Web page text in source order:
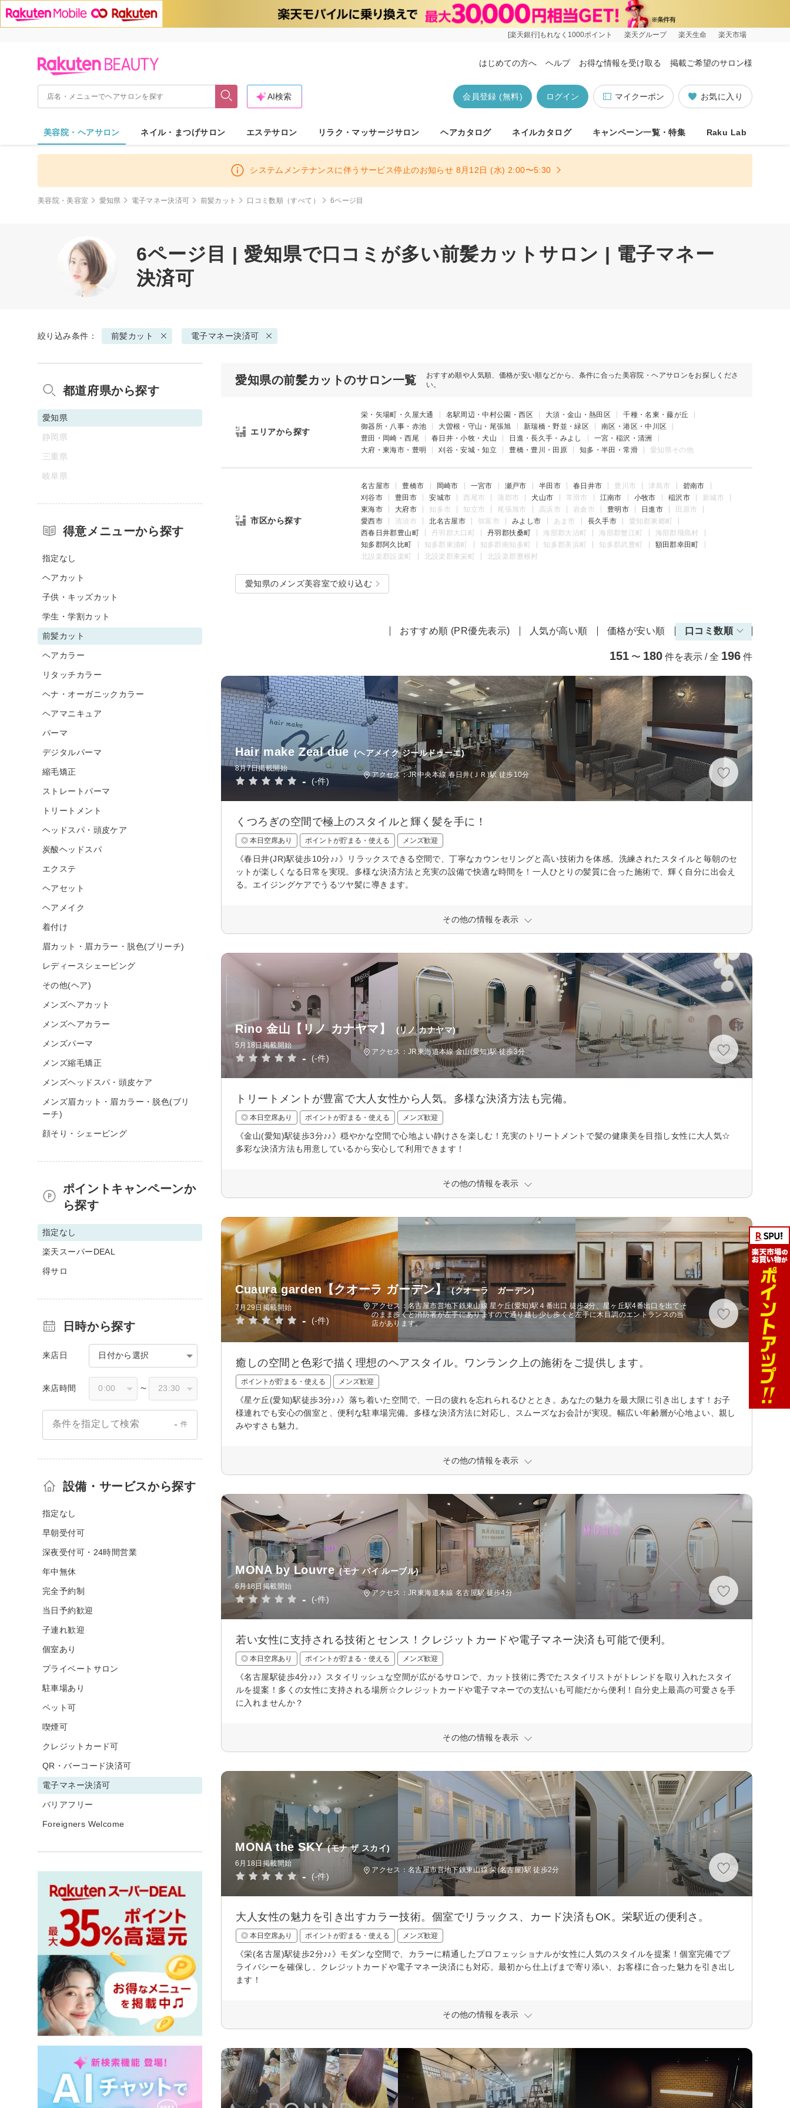
[楽天銀行]もれなく1000ポイント 楽天グループ 楽天生命 楽天市場
はじめての方へ ヘルプ お得な情報を受け取る 掲載ご希望のサロン様
お気に入り
マイクーポン
ログイン
会員登録 (無料)
AI検索
美容院・ヘアサロン ネイル・まつげサロン エステサロン リラク・マッサージサロン ヘアカタログ ネイルカタログ キャンペーン一覧・特集 Raku Lab
システムメンテナンスに伴うサービス停止のお知らせ 8月12日 (水) 2:00〜5:30
美容院・美容室 愛知県 電子マネー決済可 前髪カット 口コミ数順（すべて） 6ページ目
6ページ目 | 愛知県で口コミが多い前髪カットサロン | 電子マネー
決済可
絞り込み条件： 前髪カット 電子マネー決済可
愛知県の前髪カットのサロン一覧
おすすめ順や人気順、価格が安い順などから、条件に合った美容院・ヘアサロンをお探しくださ
い。
エリアから探す
栄・矢場町・久屋大通 名駅周辺・中村公園・西区 大須・金山・熱田区
千種・名東・藤が丘
御器所・八事・赤池
大曽根・守山・尾張旭 新瑞橋・野並・緑区
南区・港区・中川区
豊田・岡崎・西尾
春日井・小牧・犬山 日進・長久手・みよし
一宮・稲沢・清洲
大府・東海市・豊明
刈谷・安城・知立 豊橋・豊川・田原 知多・半田・常滑 愛知県その他
市区から探す
名古屋市 豊橋市 岡崎市 一宮市 瀬戸市 半田市 春日井市 豊川市 津島市
碧南市
刈谷市
豊田市 安城市 西尾市 蒲郡市 犬山市 常滑市 江南市 小牧市 稲沢市
新城市
東海市
大府市 知多市 知立市 尾張旭市 高浜市 岩倉市 豊明市 日進市
田原市
愛西市
清須市 北名古屋市 弥富市 みよし市 あま市 長久手市
愛知郡東郷町
西春日井郡豊山町
丹羽郡大口町 丹羽郡扶桑町 海部郡大治町 海部郡蟹江町
海部郡飛島村
知多郡阿久比町
知多郡東浦町 知多郡南知多町 知多郡美浜町 知多郡武豊町
額田郡幸田町
北設楽郡設楽町
北設楽郡東栄町 北設楽郡豊根村
愛知県のメンズ美容室で絞り込む
おすすめ順 (PR優先表示) 人気が高い順 価格が安い順 口コミ数順
151 〜 180 件を表示 / 全 196 件
Hair make Zeal due (ヘアメイク ジールドゥーエ)
8月7日掲載開始
- (-件)
アクセス：JR中央本線 春日井(ＪＲ)駅 徒歩10分
くつろぎの空間で極上のスタイルと輝く髪を手に！
◎ 本日空席あり ポイントが貯まる・使える メンズ歓迎
《春日井(JR)駅徒歩10分♪♪》リラックスできる空間で、丁寧なカウンセリングと高い技術力を体感。洗練されたスタイルと毎朝のセ
ットが楽しくなる日常を実現。多様な決済方法と充実の設備で快適な時間を！一人ひとりの髪質に合った施術で、輝く自分に出会え
る。エイジングケアでうるツヤ髪に導きます。
その他の情報を表示
Rino 金山【リノ カナヤマ】 (リノ カナヤマ)
5月18日掲載開始
- (-件)
アクセス：JR東海道本線 金山(愛知)駅 徒歩3分
トリートメントが豊富で大人女性から人気。多様な決済方法も完備。
◎ 本日空席あり ポイントが貯まる・使える メンズ歓迎
《金山(愛知)駅徒歩3分♪♪》穏やかな空間で心地よい静けさを楽しむ！充実のトリートメントで髪の健康美を目指し女性に大人気☆
多彩な決済方法も用意しているから安心して利用できます！
その他の情報を表示
Cuaura garden【クオーラ ガーデン】 (クオーラ ガーデン)
7月29日掲載開始
- (-件)
アクセス：名古屋市営地下鉄東山線 星ケ丘(愛知)駅４番出口 徒歩3分、星ヶ丘駅4番出口を出てそ
のまま歩くと消防署が左手にありますので通り越し少し歩くと左手に木目調のエントランスの当
店があります。
癒しの空間と色彩で描く理想のヘアスタイル。ワンランク上の施術をご提供します。
ポイントが貯まる・使える メンズ歓迎
《星ケ丘(愛知)駅徒歩3分♪♪》落ち着いた空間で、一日の疲れを忘れられるひととき。あなたの魅力を最大限に引き出します！お子
様連れでも安心の個室と、便利な駐車場完備。多様な決済方法に対応し、スムーズなお会計が実現。幅広い年齢層が心地よい、親し
みやすさも魅力。
その他の情報を表示
MONA by Louvre (モナ バイ ルーブル)
6月18日掲載開始
- (-件)
アクセス：JR東海道本線 名古屋駅 徒歩4分
若い女性に支持される技術とセンス！クレジットカードや電子マネー決済も可能で便利。
◎ 本日空席あり ポイントが貯まる・使える メンズ歓迎
《名古屋駅徒歩4分♪♪》スタイリッシュな空間が広がるサロンで、カット技術に秀でたスタイリストがトレンドを取り入れたスタイ
ルを提案！多くの女性に支持される場所☆クレジットカードや電子マネーでの支払いも可能だから便利！自分史上最高の可愛さを手
に入れませんか？
その他の情報を表示
MONA the SKY (モナ ザ スカイ)
6月18日掲載開始
- (-件)
アクセス：名古屋市営地下鉄東山線 栄(名古屋)駅 徒歩2分
大人女性の魅力を引き出すカラー技術。個室でリラックス、カード決済もOK。栄駅近の便利さ。
◎ 本日空席あり ポイントが貯まる・使える メンズ歓迎
《栄(名古屋)駅徒歩2分♪♪》モダンな空間で、カラーに精通したプロフェッショナルが女性に人気のスタイルを提案！個室完備でプ
ライバシーを確保し、クレジットカードや電子マネー決済にも対応。最初から仕上げまで寄り添い、お客様に合った魅力を引き出し
ます！
その他の情報を表示
都道府県から探す
愛知県
静岡県
三重県
岐阜県
得意メニューから探す
指定なし
ヘアカット
子供・キッズカット
学生・学割カット
前髪カット
ヘアカラー
リタッチカラー
ヘナ・オーガニックカラー
ヘアマニキュア
パーマ
デジタルパーマ
縮毛矯正
ストレートパーマ
トリートメント
ヘッドスパ・頭皮ケア
炭酸ヘッドスパ
エクステ
ヘアセット
ヘアメイク
着付け
眉カット・眉カラー・脱色(ブリーチ)
レディースシェービング
その他(ヘア)
メンズヘアカット
メンズヘアカラー
メンズパーマ
メンズ縮毛矯正
メンズヘッドスパ・頭皮ケア
メンズ眉カット・眉カラー・脱色(ブリ
ーチ)
顔そり・シェービング
ポイントキャンペーンか
ら探す
指定なし
楽天スーパーDEAL
得サロ
日時から探す
来店日 日付から選択
来店時間 〜
条件を指定して検索 - 件
設備・サービスから探す
指定なし
早朝受付可
深夜受付可・24時間営業
年中無休
完全予約制
当日予約歓迎
子連れ歓迎
個室あり
プライベートサロン
駐車場あり
ペット可
喫煙可
クレジットカード可
QR・バーコード決済可
電子マネー決済可
バリアフリー
Foreigners Welcome